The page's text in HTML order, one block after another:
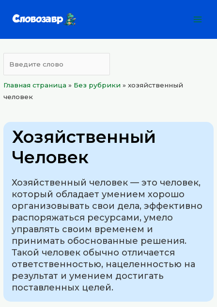
Главная страница » Без рубрики »хозяйственный
человек
Хозяйственный
Человек
Хозяйственный человек — это человек,
который обладает умением хорошо
организовывать свои дела, эффективно
распоряжаться ресурсами, умело
управлять своим временем и
принимать обоснованные решения.
Такой человек обычно отличается
ответственностью, нацеленностью на
результат и умением достигать
поставленных целей.